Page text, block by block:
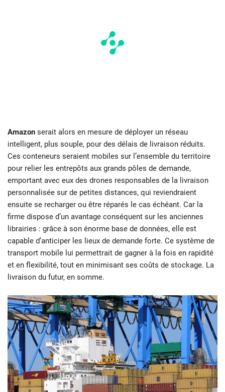
Amazon serait alors en mesure de déployer un réseau
intelligent, plus souple, pour des délais de livraison réduits.
Ces conteneurs seraient mobiles sur l’ensemble du territoire
pour relier les entrepôts aux grands pôles de demande,
emportant avec eux des drones responsables de la livraison
personnalisée sur de petites distances, qui reviendraient
ensuite se recharger ou être réparés le cas échéant. Car la
firme dispose d’un avantage conséquent sur les anciennes
librairies : grâce à son énorme base de données, elle est
capable d’anticiper les lieux de demande forte. Ce système de
transport mobile lui permettrait de gagner à la fois en rapidité
et en flexibilité, tout en minimisant ses coûts de stockage. La
livraison du futur, en somme.